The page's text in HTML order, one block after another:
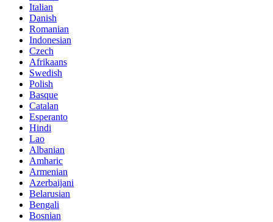
Italian
Danish
Romanian
Indonesian
Czech
Afrikaans
Swedish
Polish
Basque
Catalan
Esperanto
Hindi
Lao
Albanian
Amharic
Armenian
Azerbaijani
Belarusian
Bengali
Bosnian